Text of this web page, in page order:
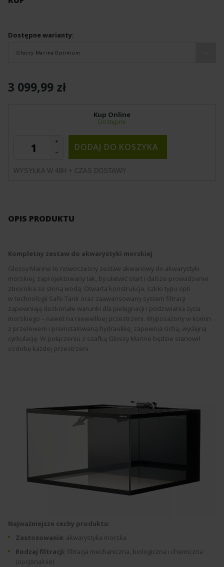
Dostępne warianty:
Glossy Marine Optimum
3 099,99 zł
Kup Online
Dostępne
DODAJ DO KOSZYKA
WYSYŁKA W 48H + CZAS DOSTAWY
OPIS PRODUKTU
Kompletny zestaw do akwarystyki morskiej
Glossy Marine to nowoczesny zestaw akwariowy do akwarystyki
morskiej, zaprojektowany tak, by ułatwić start i dalsze prowadzenie
zbiornika ze słoną wodą. Otwarta konstrukcja, szkło typu opti
w technologii Safe Tank oraz zaawansowany system filtracji
zapewniają doskonałe warunki dla pielęgnacji i podziwiania życia
morskiego – nawet na niewielkiej przestrzeni. Wyposażony w komin
z przelewem i preinstalowaną hydraulikę, zapewnia cichą, wydajną
cyrkulację. W połączeniu z szafką Glossy Marine będzie stanowił
ozdobę każdej przestrzeni.
Najważniejsze cechy produktu:
Zastosowanie: akwarystyka morska
Rodzaj filtracji: filtracja mechaniczna, biologiczna i chemiczna
(opcjonalnie)